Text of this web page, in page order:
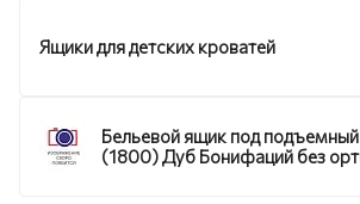
Ящики для детских кроватей
Бельевой ящик под
(1800) Дуб Бонифаций без